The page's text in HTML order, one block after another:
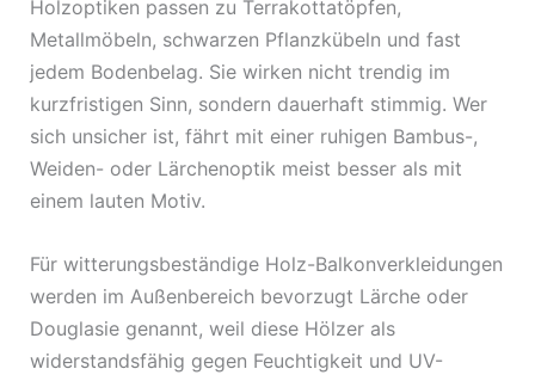
Holzoptiken passen zu Terrakottatöpfen,
Metallmöbeln, schwarzen Pflanzkübeln und fast
jedem Bodenbelag. Sie wirken nicht trendig im
kurzfristigen Sinn, sondern dauerhaft stimmig. Wer
sich unsicher ist, fährt mit einer ruhigen Bambus-,
Weiden- oder Lärchenoptik meist besser als mit
einem lauten Motiv.
Für witterungsbeständige Holz-Balkonverkleidungen
werden im Außenbereich bevorzugt Lärche oder
Douglasie genannt, weil diese Hölzer als
widerstandsfähig gegen Feuchtigkeit und UV-